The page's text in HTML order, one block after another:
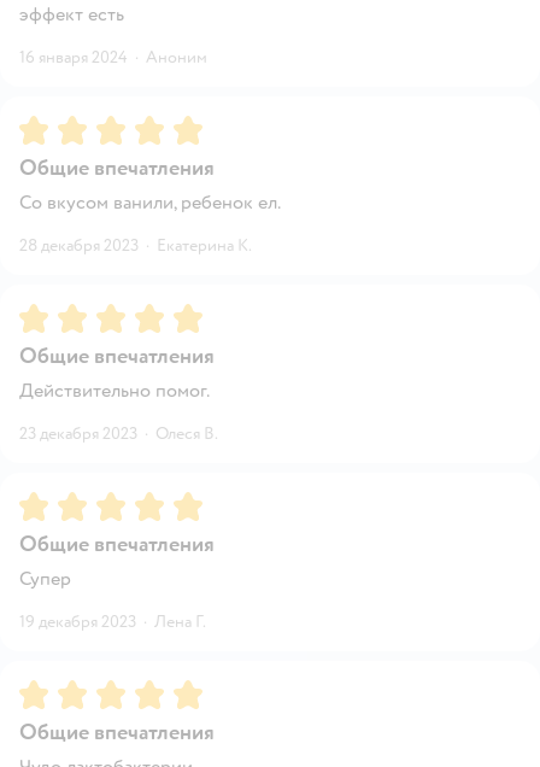
эффект есть
16 января 2024 · Аноним
Рейтинг:5
Общие впечатления
Со вкусом ванили, ребенок ел.
28 декабря 2023 · Екатерина К.
Рейтинг:5
Общие впечатления
Действительно помог.
23 декабря 2023 · Олеся В.
Рейтинг:5
Общие впечатления
Супер
19 декабря 2023 · Лена Г.
Рейтинг:5
Общие впечатления